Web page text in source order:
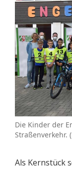
Die Kinder der
Straßenverkehr.
Als Kernstück